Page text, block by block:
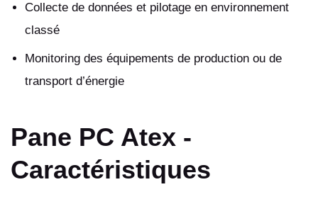
Collecte de données et pilotage en environnement
classé
Monitoring des équipements de production ou de
transport d’énergie
Pane PC Atex -
Caractéristiques